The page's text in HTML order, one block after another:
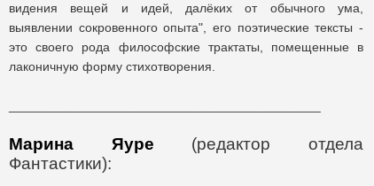
видения вещей и идей, далёких от обычного ума,
выявлении сокровенного опыта", его поэтические тексты -
это своего рода философские трактаты, помещенные в
лаконичную форму стихотворения.
Марина Яуре (редактор отдела
Фантастики):